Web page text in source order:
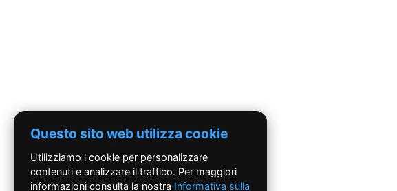
Questo sito web utilizza cookie
Utilizziamo i cookie per personalizzare
contenuti e analizzare il traffico. Per maggiori
informazioni consulta la nostra Informativa sulla